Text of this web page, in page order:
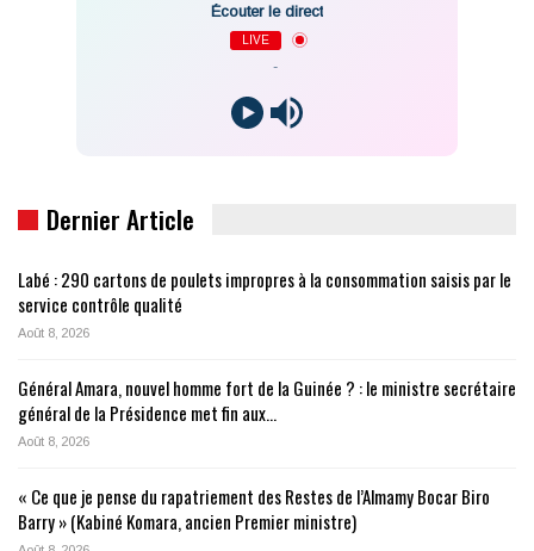
Écouter le direct
LIVE
Dernier Article
Labé : 290 cartons de poulets impropres à la consommation saisis par le
service contrôle qualité
Août 8, 2026
Général Amara, nouvel homme fort de la Guinée ? : le ministre secrétaire
général de la Présidence met fin aux…
Août 8, 2026
« Ce que je pense du rapatriement des Restes de l’Almamy Bocar Biro
Barry » (Kabiné Komara, ancien Premier ministre)